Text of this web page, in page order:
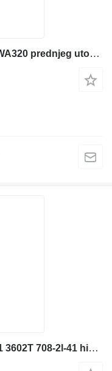
Hidraulična pumpa za Komatsu WA320 prednjeg utovarivača
Komatsu DZH51541 2L41525B-11 3602T 708-2l-41 hidraulična pumpa za bagera